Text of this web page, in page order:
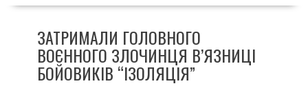
ЗАТРИМАЛИ ГОЛОВНОГО
ВОЄННОГО ЗЛОЧИНЦЯ В’ЯЗНИЦІ
БОЙОВИКІВ “ІЗОЛЯЦІЯ”